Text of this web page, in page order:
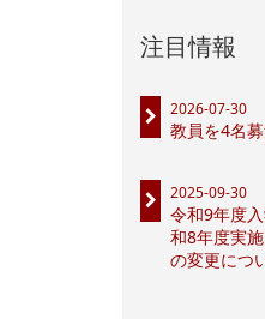
注目情報
2026-07-30
教員を4名
2025-09-30
令和9年度
和8年度実
の変更につ